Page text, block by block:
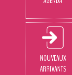
NOUVEAUX
ARRIVANTS